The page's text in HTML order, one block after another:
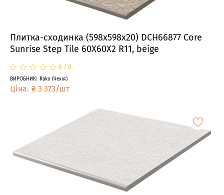
Плитка-сходинка (598x598x20) DCH66877 Core
Sunrise Step Tile 60X60X2 R11, beige
☆
★☆
★☆
★☆
★☆
★ 0 / 0
ВИРОБНИК: Rako (Чехія)
Ціна: ₴ 3 373/шт